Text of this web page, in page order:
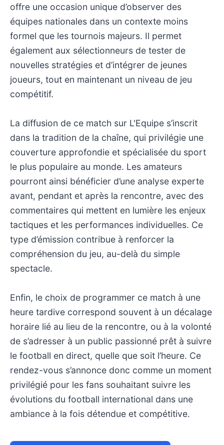
offre une occasion unique d’observer des
équipes nationales dans un contexte moins
formel que les tournois majeurs. Il permet
également aux sélectionneurs de tester de
nouvelles stratégies et d’intégrer de jeunes
joueurs, tout en maintenant un niveau de jeu
compétitif.
La diffusion de ce match sur L'Equipe s’inscrit
dans la tradition de la chaîne, qui privilégie une
couverture approfondie et spécialisée du sport
le plus populaire au monde. Les amateurs
pourront ainsi bénéficier d’une analyse experte
avant, pendant et après la rencontre, avec des
commentaires qui mettent en lumière les enjeux
tactiques et les performances individuelles. Ce
type d’émission contribue à renforcer la
compréhension du jeu, au-delà du simple
spectacle.
Enfin, le choix de programmer ce match à une
heure tardive correspond souvent à un décalage
horaire lié au lieu de la rencontre, ou à la volonté
de s’adresser à un public passionné prêt à suivre
le football en direct, quelle que soit l’heure. Ce
rendez-vous s’annonce donc comme un moment
privilégié pour les fans souhaitant suivre les
évolutions du football international dans une
ambiance à la fois détendue et compétitive.